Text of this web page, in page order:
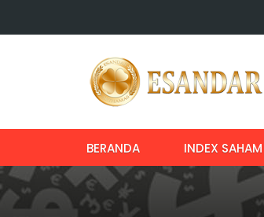
BERANDA INDEX SAHAM